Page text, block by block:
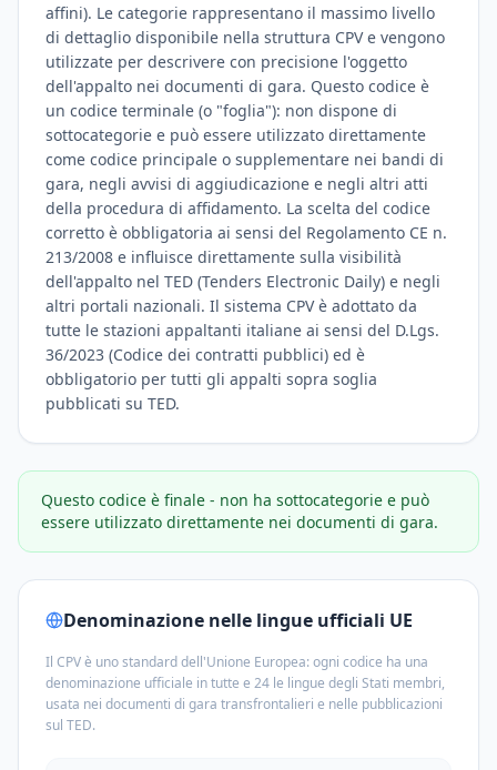
affini). Le categorie rappresentano il massimo livello
di dettaglio disponibile nella struttura CPV e vengono
utilizzate per descrivere con precisione l'oggetto
dell'appalto nei documenti di gara. Questo codice è
un codice terminale (o "foglia"): non dispone di
sottocategorie e può essere utilizzato direttamente
come codice principale o supplementare nei bandi di
gara, negli avvisi di aggiudicazione e negli altri atti
della procedura di affidamento. La scelta del codice
corretto è obbligatoria ai sensi del Regolamento CE n.
213/2008 e influisce direttamente sulla visibilità
dell'appalto nel TED (Tenders Electronic Daily) e negli
altri portali nazionali. Il sistema CPV è adottato da
tutte le stazioni appaltanti italiane ai sensi del D.Lgs.
36/2023 (Codice dei contratti pubblici) ed è
obbligatorio per tutti gli appalti sopra soglia
pubblicati su TED.
Questo codice è finale - non ha sottocategorie e può
essere utilizzato direttamente nei documenti di gara.
Denominazione nelle lingue ufficiali UE
Il CPV è uno standard dell'Unione Europea: ogni codice ha una
denominazione ufficiale in tutte e 24 le lingue degli Stati membri,
usata nei documenti di gara transfrontalieri e nelle pubblicazioni
sul TED.